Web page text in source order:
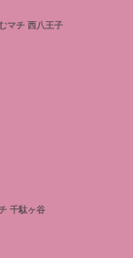
マチ 西八王子
千駄ヶ谷